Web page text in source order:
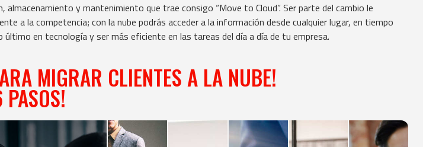
almacenamiento y mantenimiento que trae consigo “Move to Cloud”. Ser parte del cambio le
a la competencia; con la nube podrás acceder a la información desde cualquier lugar, en tiempo
en tecnología y ser más eficiente en las tareas del día a día de tu empresa.
MIGRAR CLIENTES A LA NUBE!